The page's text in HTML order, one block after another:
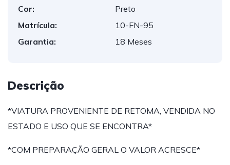
Cor:
Preto
Matrícula:
10-FN-95
Garantia:
18 Meses
Descrição
*VIATURA PROVENIENTE DE RETOMA, VENDIDA NO
ESTADO E USO QUE SE ENCONTRA*
*COM PREPARAÇÃO GERAL O VALOR ACRESCE*